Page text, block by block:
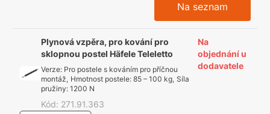
Na seznam
Plynová vzpěra, pro kování pro
sklopnou postel Häfele Teleletto
Verze: Pro postele s kováním pro příčnou
montáž, Hmotnost postele:85 – 100 kg, Síla
pružiny:1200 N
Kód: 271.91.363
Na
objednání u
dodavatele